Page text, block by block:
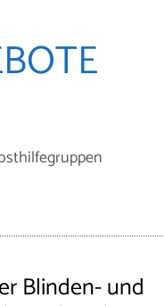
Blinden- und